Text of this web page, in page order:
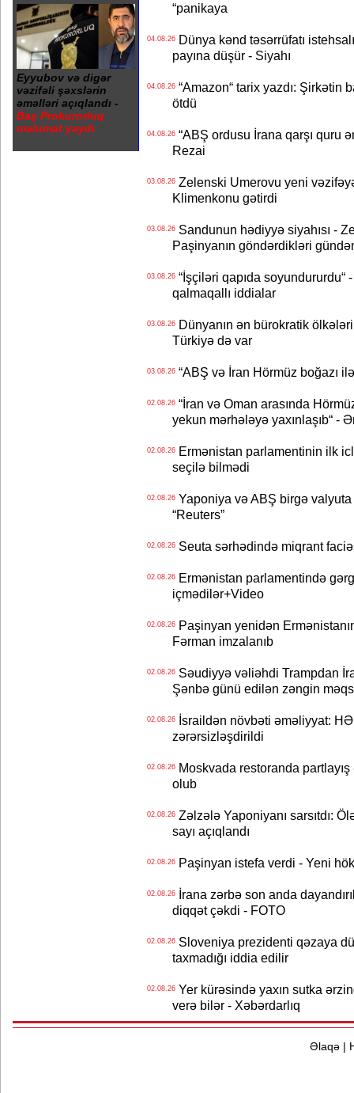
Eyyubov və digər
vəzifəli şəxslərin
əməlləri açıqlandı -
Baş Prokurorluq
məlumat yaydı
“panikaya
04.08.26Dünya kənd təsərrüfatı
payına düşür - Siyahı
04.08.26“Amazon“ tarix yazdı: Şirkətin
ötdü
04.08.26“ABŞ ordusu İrana qarşı quru
Rezai
03.08.26Zelenski Umerovu yeni
Klimenkonu gətirdi
03.08.26Sandunun hədiyyə siyahısı -
Paşinyanın göndərdikləri
03.08.26“İşçiləri qapıda soyundururdu“
qalmaqallı iddialar
03.08.26Dünyanın ən bürokratik ölkələri
Türkiyə də var
03.08.26“ABŞ və İran Hörmüz boğazı ilə
02.08.26“İran və Oman arasında
yekun mərhələyə yaxınlaşıb“ -
02.08.26Ermənistan parlamentinin ilk
seçilə bilmədi
02.08.26Yaponiya və ABŞ birgə valyuta
“Reuters”
02.08.26Seuta sərhədində miqrant
02.08.26Ermənistan parlamentində
içmədilər+Video
02.08.26Paşinyan yenidən
Fərman imzalanıb
02.08.26Səudiyyə vəliəhdi Trampdan
Şənbə günü edilən zəngin
02.08.26İsraildən növbəti əməliyyat:
zərərsizləşdirildi
02.08.26Moskvada restoranda
olub
02.08.26Zəlzələ Yaponiyanı sarsıtdı:
sayı açıqlandı
02.08.26Paşinyan istefa verdi - Yeni
02.08.26İrana zərbə son anda
diqqət çəkdi - FOTO
02.08.26Sloveniya prezidenti qəzaya
taxmadığı iddia edilir
02.08.26Yer kürəsində yaxın sutka
verə bilər - Xəbərdarlıq
Əlaqə|